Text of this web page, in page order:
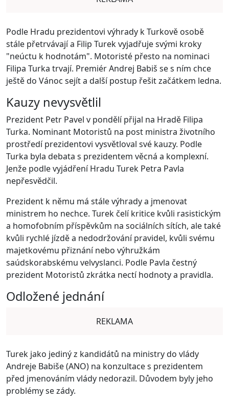
Podle Hradu prezidentovi výhrady k Turkově osobě
stále přetrvávají a Filip Turek vyjadřuje svými kroky
"neúctu k hodnotám". Motoristé přesto na nominaci
Filipa Turka trvají. Premiér Andrej Babiš se s ním chce
ještě do Vánoc sejít a další postup řešit začátkem ledna.
Kauzy nevysvětlil
Prezident Petr Pavel v pondělí přijal na Hradě Filipa
Turka. Nominant Motoristů na post ministra životního
prostředí prezidentovi vysvětloval své kauzy. Podle
Turka byla debata s prezidentem věcná a komplexní.
Jenže podle vyjádření Hradu Turek Petra Pavla
nepřesvědčil.
Prezident k němu má stále výhrady a jmenovat
ministrem ho nechce. Turek čelí kritice kvůli rasistickým
a homofobním příspěvkům na sociálních sítích, ale také
kvůli rychlé jízdě a nedodržování pravidel, kvůli svému
majetkovému přiznání nebo výhružkám
saúdskorabskému velvyslanci. Podle Pavla čestný
prezident Motoristů zkrátka nectí hodnoty a pravidla.
Odložené jednání
REKLAMA
Turek jako jediný z kandidátů na ministry do vlády
Andreje Babiše (ANO) na konzultace s prezidentem
před jmenováním vlády nedorazil. Důvodem byly jeho
problémy se zády.